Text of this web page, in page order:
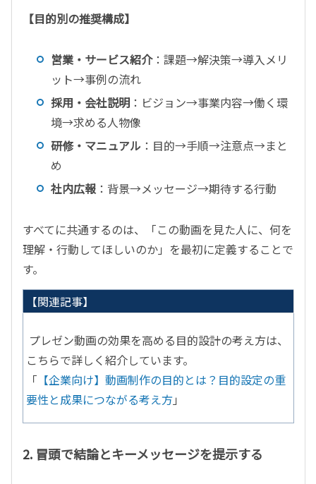
【目的別の推奨構成】
営業・サービス紹介：課題→解決策→導入メリ
ット→事例の流れ
採用・会社説明 ：ビジョン→事業内容→働く環
境→求める人物像
研修・マニュアル ：目的→手順→注意点→まと
め
社内広報：背景→メッセージ→期待する行動
すべてに共通するのは、「この動画を見た人に、何を
理解・行動してほしいのか」を最初に定義することで
す。
【関連記事】
プレゼン動画の効果を高める目的設計の考え方は、
こちらで詳しく紹介しています。
「 【企業向け】動画制作の目的とは？目的設定の重
要性と成果につながる考え方」
2. 冒頭で結論とキーメッセージを提示する